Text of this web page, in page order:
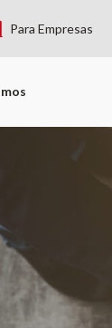
Para Empresas